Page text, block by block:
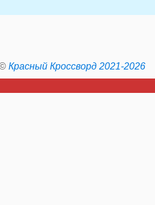
Красный Кроссворд 2021-2026